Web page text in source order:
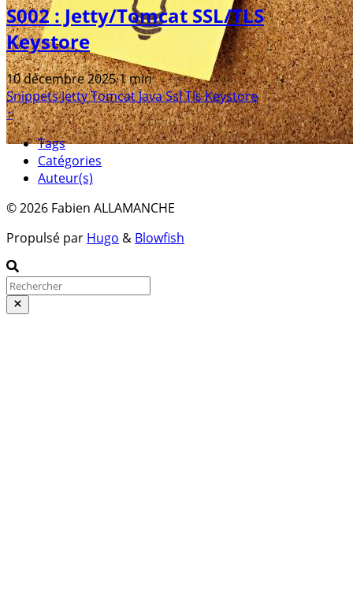
S002 : Jetty/Tomcat SSL/TLS
Keystore
10 décembre 2025·1 min
SnippetsJettyTomcatJavaSslTlsKeystore
↑
Tags
Catégories
Auteur(s)
© 2026 Fabien ALLAMANCHE
Propulsé par Hugo & Blowfish